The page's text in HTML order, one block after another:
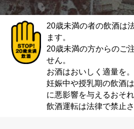
20歳未満の者の飲酒は
ます。
20歳未満の方からのご
せん。
お酒はおいしく適量を。
妊娠中や授乳期の飲酒
に悪影響を与えるおそ
飲酒運転は法律で禁止